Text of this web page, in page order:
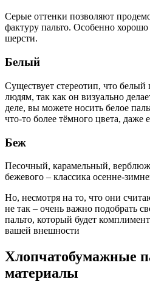
Серые оттенки позволяют
фактуру пальто. Особенно
шерсти.
Белый
Существует стереотип, что
людям, так как он визуально
деле, вы можете носить белое
что-то более тёмного цвета, даже
Беж
Песочный, карамельный,
бежевого – классика осенне-
Но, несмотря на то, что они
не так – очень важно подобрать
пальто, который будет
вашей внешности
Хлопчатобумажные
материалы